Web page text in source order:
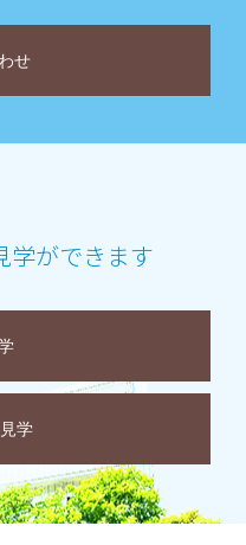
せ
学ができます
学